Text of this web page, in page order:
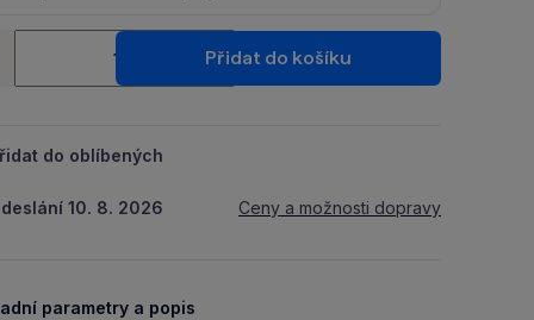
+
Přidat do košíku
do oblíbených
10. 8. 2026 Ceny a možnosti dopravy
parametry a popis